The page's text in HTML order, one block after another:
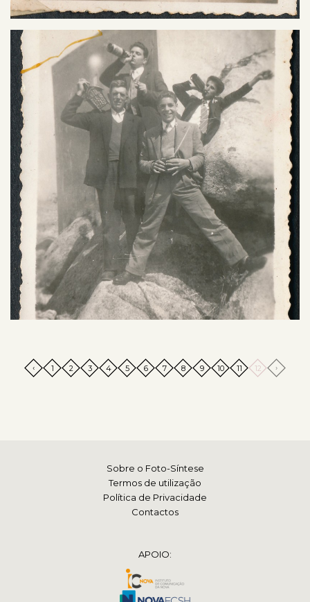
‹ 1 2 3 4 5 6 7 8 9 10 11 12 ›
Sobre o Foto-Síntese
Termos de utilização
Política de Privacidade
Contactos
APOIO: